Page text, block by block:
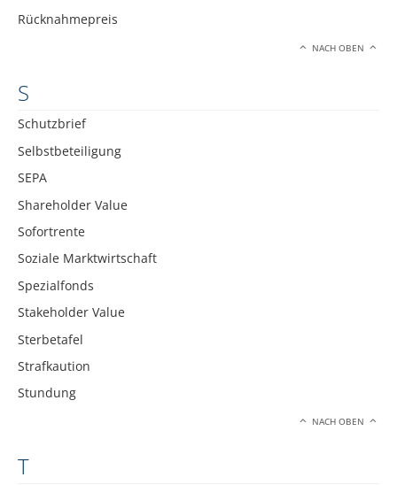
Rücknahmepreis
NACH OBEN
S
Schutzbrief
Selbstbeteiligung
SEPA
Shareholder Value
Sofortrente
Soziale Marktwirtschaft
Spezialfonds
Stakeholder Value
Sterbetafel
Strafkaution
Stundung
NACH OBEN
T